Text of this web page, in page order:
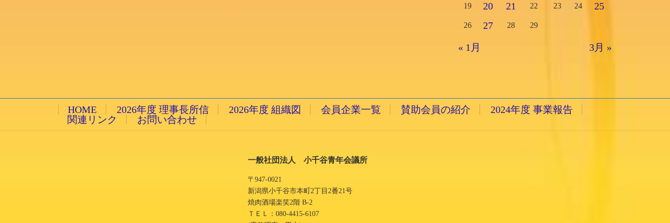
19 20 21 22 23 24 25
26 27 28 29
« 1月 3月 »
HOME 2026年度 理事長所信 2026年度 組織図 会員企業一覧 賛助会員の紹介
2024年度 事業報告
関連リンク
お問い合わせ
一般社団法人 小千谷青年会議所
〒947-0021
新潟県小千谷市本町2丁目2番21号
焼肉酒場楽笑2階 B-2
ＴＥＬ：080-4415-6107